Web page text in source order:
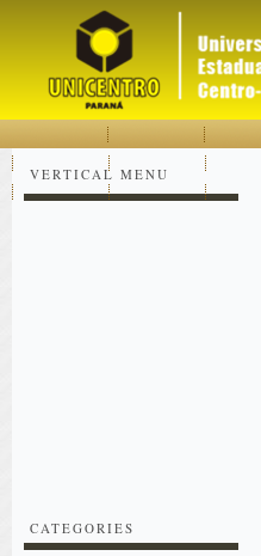
VERTICAL MENU
CATEGORIES